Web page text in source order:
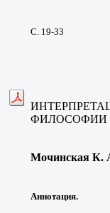
С. 19-33
ФИЛОСОФИИ
Мочинская К.
Аннотация.